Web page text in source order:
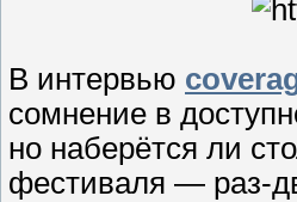
В интервью
сомнение в
но наберётся ли
фестиваля — раз-